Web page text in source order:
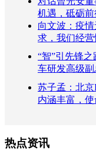
机遇，砥砺前
向文波：疫
求，我们经
“智”引先锋之
车研发高级副
苏子孟：北京
内涵丰富，
热点资讯